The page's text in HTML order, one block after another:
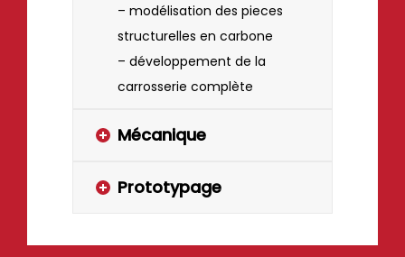
– modélisation des pieces
structurelles en carbone
– développement de la
carrosserie complète
Mécanique
Prototypage